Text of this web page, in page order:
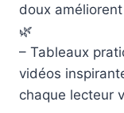
doux
🌿
– Tableaux
vidéos
chaque lecteur